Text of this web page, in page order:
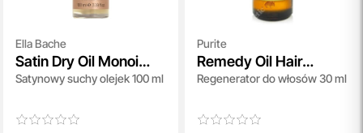
Ella Bache
Satin Dry Oil Monoi
Collection
Satynowy suchy olejek 100 ml
Purite
Remedy Oil Hair
Regenerator
Regenerator do włosów 30 ml